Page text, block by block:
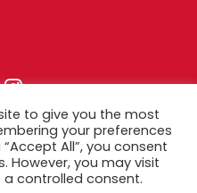
– Tutti i diritti riservati –
to give you the most
your preferences
All”, you consent
However, you may visit
a controlled consent.